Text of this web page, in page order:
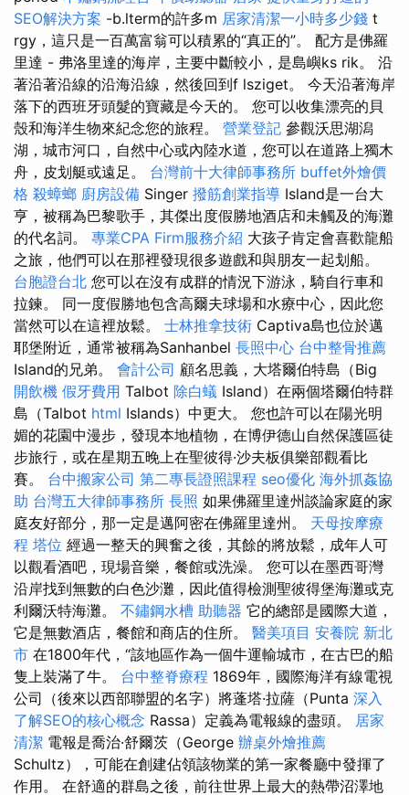
SEO解決方案 -b.lterm的許多m 居家清潔一小時多少錢 t
rgy，這只是一百萬富翁可以積累的“真正的”。 配方是佛羅
里達 - 弗洛里達的海岸，主要中斷較小，是島嶼ks rik。 沿
著沿著沿線的沿海沿線，然後回到f lsziget。 今天沿著海岸
落下的西班牙頭髮的寶藏是今天的。 您可以收集漂亮的貝
殼和海洋生物來紀念您的旅程。 營業登記 參觀沃思湖潟
湖，城市河口，自然中心或內陸水道，您可以在道路上獨木
舟，皮划艇或遠足。 台灣前十大律師事務所 buffet外燴價
格 殺蟑螂 廚房設備 Singer 撥筋創業指導 Island是一台大
亨，被稱為巴黎歌手，其傑出度假勝地酒店和未觸及的海灘
的代名詞。 專業CPA Firm服務介紹 大孩子肯定會喜歡龍船
之旅，他們可以在那裡發現很多遊戲和與朋友一起划船。
台胞證台北 您可以在沒有成群的情況下游泳，騎自行車和
拉鍊。 同一度假勝地包含高爾夫球場和水療中心，因此您
當然可以在這裡放鬆。 士林推拿技術 Captiva島也位於邁
耶堡附近，通常被稱為Sanhanbel 長照中心 台中整骨推薦
Island的兄弟。 會計公司 顧名思義，大塔爾伯特島（Big
開飲機 假牙費用 Talbot 除白蟻 Island）在兩個塔爾伯特群
島（Talbot html Islands）中更大。 您也許可以在陽光明
媚的花園中漫步，發現本地植物，在博伊德山自然保護區徒
步旅行，或在星期五晚上在聖彼得·沙夫板俱樂部觀看比
賽。 台中搬家公司 第二專長證照課程 seo優化 海外抓姦協
助 台灣五大律師事務所 長照 如果佛羅里達州談論家庭的家
庭友好部分，那一定是邁阿密在佛羅里達州。 天母按摩療
程 塔位 經過一整天的興奮之後，其餘的將放鬆，成年人可
以觀看酒吧，現場音樂，餐館或洗澡。 您可以在墨西哥灣
沿岸找到無數的白色沙灘，因此值得檢測聖彼得堡海灘或克
利爾沃特海灘。 不鏽鋼水槽 助聽器 它的總部是國際大道，
它是無數酒店，餐館和商店的住所。 醫美項目 安養院 新北
市 在1800年代，“該地區作為一個牛運輸城市，在古巴的船
隻上裝滿了牛。 台中整脊療程 1869年，國際海洋有線電視
公司（後來以西部聯盟的名字）將蓬塔·拉薩（Punta 深入
了解SEO的核心概念 Rassa）定義為電報線的盡頭。 居家
清潔 電報是喬治·舒爾茨（George 辦桌外燴推薦
Schultz），可能在創建佔領該物業的第一家餐廳中發揮了
作用。 在舒適的群島之後，前往世界上最大的熱帶沼澤地